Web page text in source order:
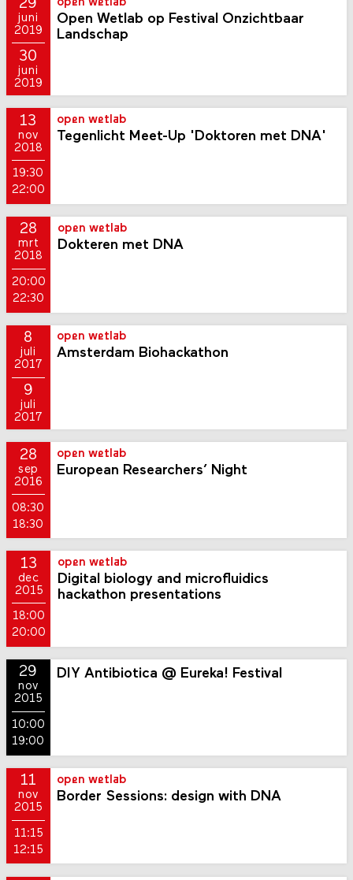
29
juni
2019
30
juni
2019
open wetlab
Open Wetlab op Festival Onzichtbaar
Landschap
13
nov
2018
19:30
22:00
open wetlab
Tegenlicht Meet-Up 'Doktoren met DNA'
28
mrt
2018
20:00
22:30
open wetlab
Dokteren met DNA
8
juli
2017
9
juli
2017
open wetlab
Amsterdam Biohackathon
28
sep
2016
08:30
18:30
open wetlab
European Researchers’ Night
13
dec
2015
18:00
20:00
open wetlab
Digital biology and microfluidics
hackathon presentations
29
nov
2015
10:00
19:00
DIY Antibiotica @ Eureka! Festival
11
nov
2015
11:15
12:15
open wetlab
Border Sessions: design with DNA